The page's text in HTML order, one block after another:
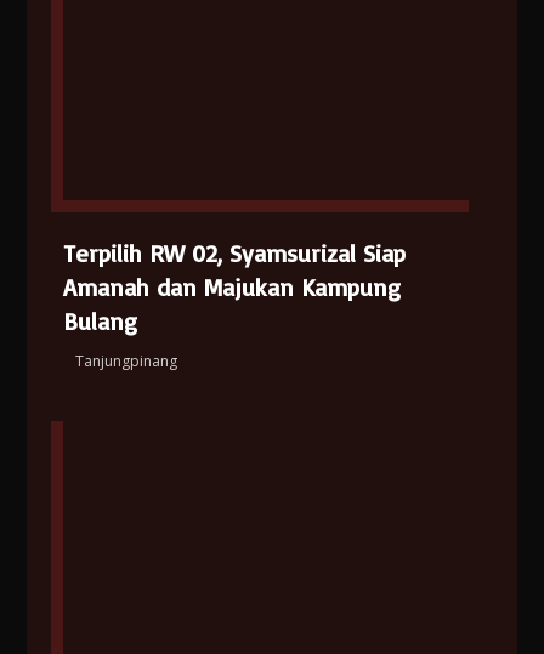
Terpilih RW 02, Syamsurizal Siap
Amanah dan Majukan Kampung
Bulang
Tanjungpinang